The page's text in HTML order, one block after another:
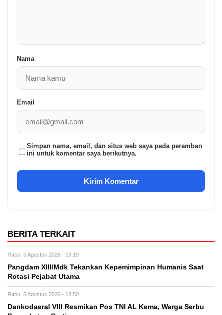
Nama
Email
Simpan nama, email, dan situs web saya pada peramban
ini untuk komentar saya berikutnya.
BERITA TERKAIT
Rabu, 5 Agustus 2026 - 19:19
Pangdam XIII/Mdk Tekankan Kepemimpinan Humanis Saat
Rotasi Pejabat Utama
Rabu, 5 Agustus 2026 - 18:50
Dankodaeral VIII Resmikan Pos TNI AL Kema, Warga Serbu